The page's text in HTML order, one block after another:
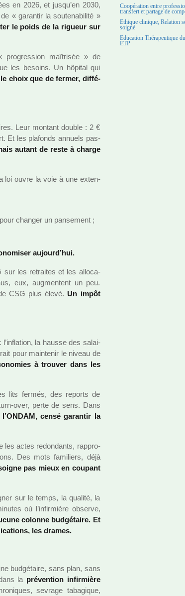
en 2026, et jusqu’en 2030,
« garan­tir la sou­te­na­bi­lité »
le poids de la rigueur sur
pro­gres­sion maî­tri­sée » de
les besoins. Un hôpi­tal qui
choix que de fermer, dif­fé­
Leur mon­tant double : 2 €
Et les pla­fonds annuels pas­
autant de reste à charge
loi ouvre la voie à une exten­
chan­ger un pan­se­ment ;
aujourd’hui.
sur les retrai­tes et les allo­ca­
eux, aug­men­tent un peu.
CSG plus élevé. Un impôt
la hausse des salai­
pour main­te­nir le niveau de
à trou­ver dans les
lits fermés, des reports de
over, perte de sens. Dans
l’ONDAM, censé garan­tir la
les actes redon­dants, rap­pro­
Des mots fami­liers, déjà
pas mieux en cou­pant
sur le temps, la qua­lité, la
où l’infir­mière observe,
colonne bud­gé­taire. Et
les drames.
bud­gé­taire, sans plan, sans
la pré­ven­tion infir­mière
sevrage taba­gi­que,
Coopération entre
transfert et partage de
Ethique clinique, Relation
soigné
Education Thérapeutique
ETP